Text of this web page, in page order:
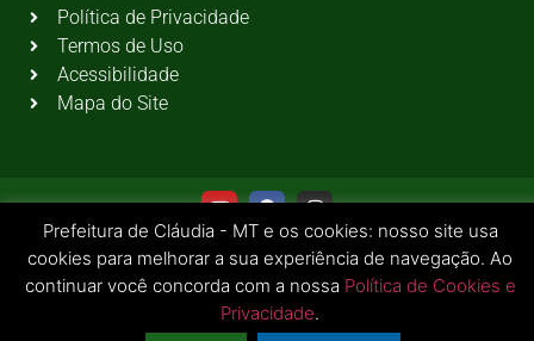
Política de Privacidade
Termos de Uso
Acessibilidade
Mapa do Site
Prefeitura de Cláudia - MT e os cookies: nosso site usa
cookies para melhorar a sua experiência de navegação. Ao
continuar você concorda com a nossa Política de Cookies e
Privacidade.